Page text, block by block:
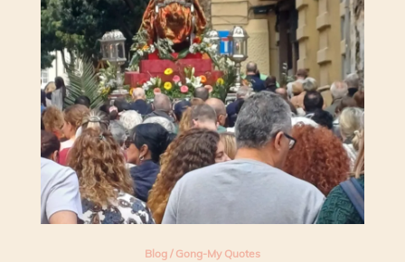
Blog/ Gong-My Quotes